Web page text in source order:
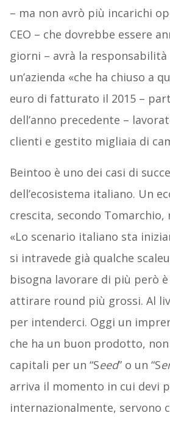
– ma non avrò più incarichi
CEO – che dovrebbe essere
giorni – avrà la
un’azienda «che ha chiuso a
euro di fatturato il 2015 –
dell’anno precedente –
clienti e gestito migliaia di
Beintoo è uno dei casi di
dell’ecosistema italiano. Un
crescita, secondo
«Lo scenario italiano sta
si intravede già qualche
bisogna lavorare di più però
attirare round più grossi. Al
per intenderci. Oggi un
che ha un buon prodotto,
capitali per un “Seed” o un “S
arriva il momento in cui devi
internazionalmente, servono